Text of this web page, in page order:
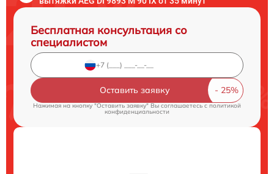
Бесплатная консультация со
специалистом
Оставить заявку
Нажимая на кнопку "Оставить заявку" Вы соглашаетесь cполитикой
конфиденциальности